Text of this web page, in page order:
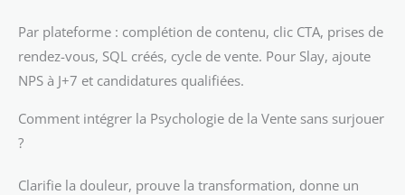
Par plateforme : complétion de contenu, clic CTA, prises de
rendez-vous, SQL créés, cycle de vente. Pour Slay, ajoute
NPS à J+7 et candidatures qualifiées.
Comment intégrer la Psychologie de la Vente sans surjouer
?
Clarifie la douleur, prouve la transformation, donne un